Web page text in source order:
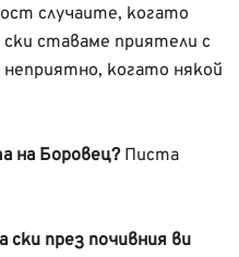
случаите, когато
ски ставаме приятели с
когато някой
на Боровец? Писта
през почивния ви